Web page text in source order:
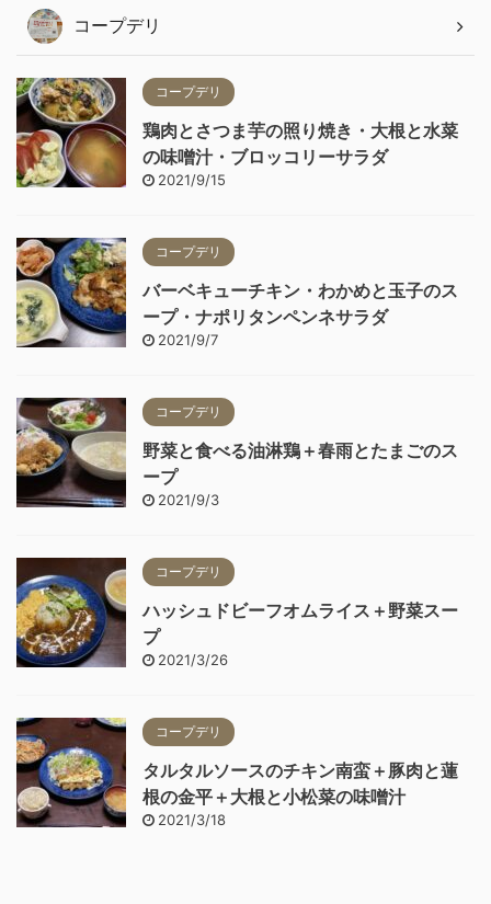
コープデリ
コープデリ
鶏肉とさつま芋の照り焼き・大根と水菜
の味噌汁・ブロッコリーサラダ
2021/9/15
コープデリ
バーベキューチキン・わかめと玉子のス
ープ・ナポリタンペンネサラダ
2021/9/7
コープデリ
野菜と食べる油淋鶏＋春雨とたまごのス
ープ
2021/9/3
コープデリ
ハッシュドビーフオムライス＋野菜スー
プ
2021/3/26
コープデリ
タルタルソースのチキン南蛮＋豚肉と蓮
根の金平＋大根と小松菜の味噌汁
2021/3/18